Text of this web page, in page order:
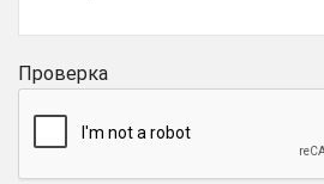
Проверка